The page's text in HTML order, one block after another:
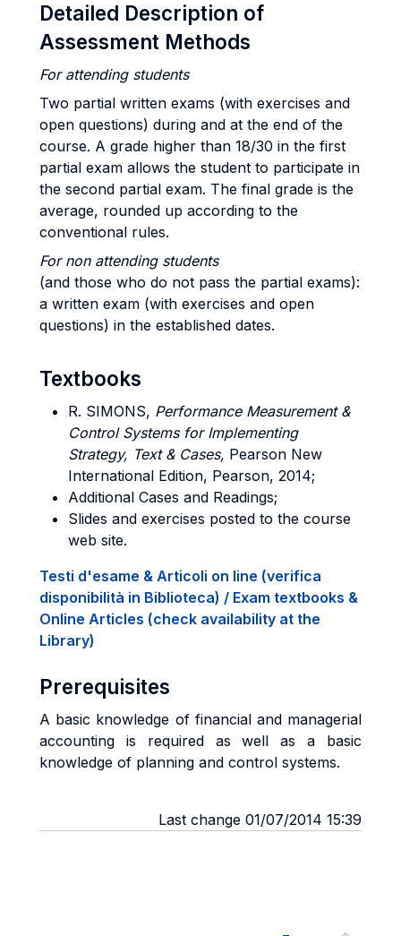
Detailed Description of
Assessment Methods
For attending students
Two partial written exams (with exercises and
open questions) during and at the end of the
course. A grade higher than 18/30 in the first
partial exam allows the student to participate in
the second partial exam. The final grade is the
average, rounded up according to the
conventional rules.
For non attending students
(and those who do not pass the partial exams):
a written exam (with exercises and open
questions) in the established dates.
Textbooks
R. SIMONS, Performance Measurement &
Control Systems for Implementing
Strategy, Text & Cases, Pearson New
International Edition, Pearson, 2014;
Additional Cases and Readings;
Slides and exercises posted to the course
web site.
Testi d'esame & Articoli on line (verifica
disponibilità in Biblioteca) / Exam textbooks &
Online Articles (check availability at the
Library)
Prerequisites
A basic knowledge of financial and managerial
accounting is required as well as a basic
knowledge of planning and control systems.
Last change 01/07/2014 15:39